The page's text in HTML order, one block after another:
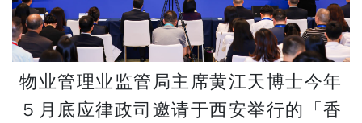
物业管理业监管局主席黄江天博士今年
５月底应律政司邀请于西安举行的「香